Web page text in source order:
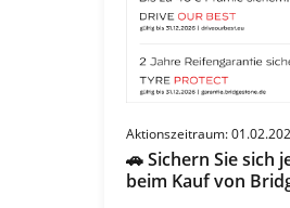
Aktionszeitraum:
🚗 Sichern Sie sich
beim Kauf von